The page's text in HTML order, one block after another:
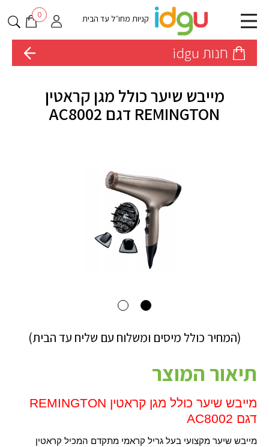
קניות מחו״ל עד הבית 0
חנות idgu
מייבש שיער כולל מגן קראטין
REMINGTON דגם AC8002
(המחיר כולל מיסים ומשלוח עם שליח עד הבית)
תיאור המוצר
מייבש שיער כולל מגן קראטין REMINGTON
דגם AC8002
מייבש שיער מקצועי בעל גריל קראמי מתקדם המכיל קראטין